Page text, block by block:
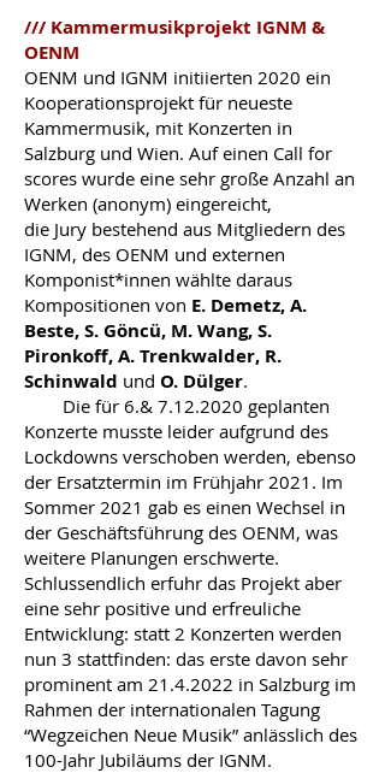
/// Kammermusikprojekt IGNM &
OENM
OENM und IGNM initiierten 2020 ein
Kooperationsprojekt für neueste
Kammermusik, mit Konzerten in
Salzburg und Wien. Auf einen Call for
scores wurde eine sehr große Anzahl an
Werken (anonym) eingereicht,
die Jury bestehend aus Mitgliedern des
IGNM, des OENM und externen
Komponist*innen wählte daraus
Kompositionen von E. Demetz, A.
Beste, S. Göncü, M. Wang, S.
Pironkoff, A. Trenkwalder, R.
Schinwald und O. Dülger.
Die für 6.& 7.12.2020 geplanten
Konzerte musste leider aufgrund des
Lockdowns verschoben werden, ebenso
der Ersatztermin im Frühjahr 2021. Im
Sommer 2021 gab es einen Wechsel in
der Geschäftsführung des OENM, was
weitere Planungen erschwerte.
Schlussendlich erfuhr das Projekt aber
eine sehr positive und erfreuliche
Entwicklung: statt 2 Konzerten werden
nun 3 stattfinden: das erste davon sehr
prominent am 21.4.2022 in Salzburg im
Rahmen der internationalen Tagung
“Wegzeichen Neue Musik” anlässlich des
100-Jahr Jubiläums der IGNM.